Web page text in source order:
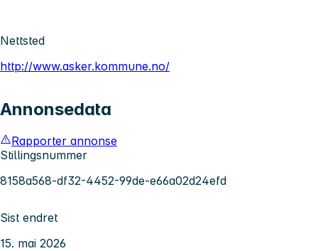
Nettsted
http://www.asker.kommune.no/
Annonsedata
Rapporter annonse
Stillingsnummer
8158a568-df32-4452-99de-e66a02d24efd
Sist endret
15. mai 2026